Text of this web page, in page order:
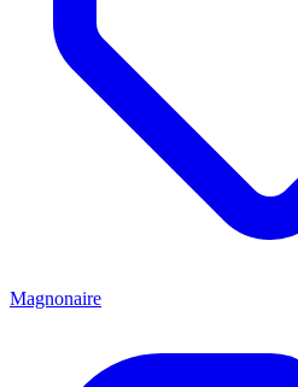
Magnonaire